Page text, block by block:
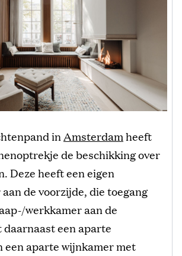
inAmsterdamheeft
de beschikking over
Deze heeft een eigen
de voorzijde, die toegang
werkkamer aan de
een aparte
een aparte wijnkamer met